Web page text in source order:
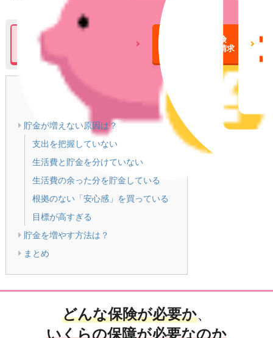
積立保険
一括資料請求
目次 閉じる
貯金が増えない原因は？
支出を把握していない
生活費と貯金を分けていない
生活費の余った分を貯金している
根拠のない「安心感」を買っている
目標が高すぎる
貯金を増やす方法は？
まとめ
どんな保険が必要か、
いくらの保障が必要なのか